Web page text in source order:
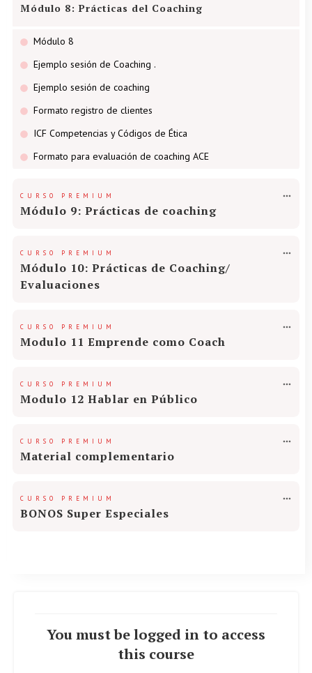
You must be logged in to access
this course
Módulo 8: Prácticas del Coaching
Módulo 8
Ejemplo sesión de Coaching .
Ejemplo sesión de coaching
Formato registro de clientes
ICF Competencias y Códigos de Ética
Formato para evaluación de coaching ACE
CURSO PREMIUM
Módulo 9: Prácticas de coaching
CURSO PREMIUM
Módulo 10: Prácticas de Coaching/
Evaluaciones
CURSO PREMIUM
Modulo 11 Emprende como Coach
CURSO PREMIUM
Modulo 12 Hablar en Público
CURSO PREMIUM
Material complementario
CURSO PREMIUM
BONOS Super Especiales